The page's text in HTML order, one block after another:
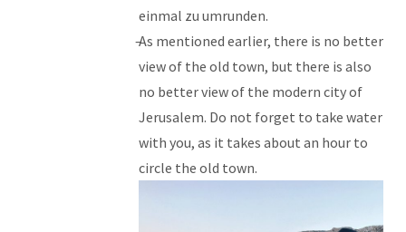
einmal zu umrunden.
As mentioned earlier, there is no better
view of the old town, but there is also
no better view of the modern city of
Jerusalem. Do not forget to take water
with you, as it takes about an hour to
circle the old town.